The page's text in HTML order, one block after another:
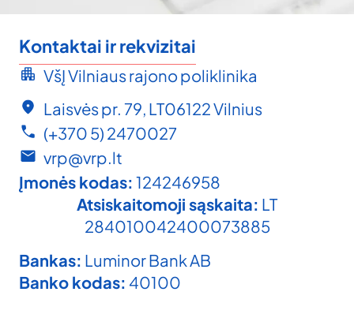
Kontaktai ir rekvizitai
VšĮ Vilniaus rajono poliklinika
Laisvės pr. 79, LT06122 Vilnius
(+370 5) 2470027
vrp@vrp.lt
Įmonės kodas: 124246958
Atsiskaitomoji sąskaita: LT
284010042400073885
Bankas: Luminor Bank AB
Banko kodas: 40100